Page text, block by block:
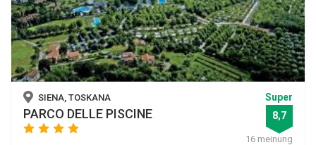
SIENA, TOSKANA
PARCO DELLE PISCINE
star star star
Super
8,7
16 meinung